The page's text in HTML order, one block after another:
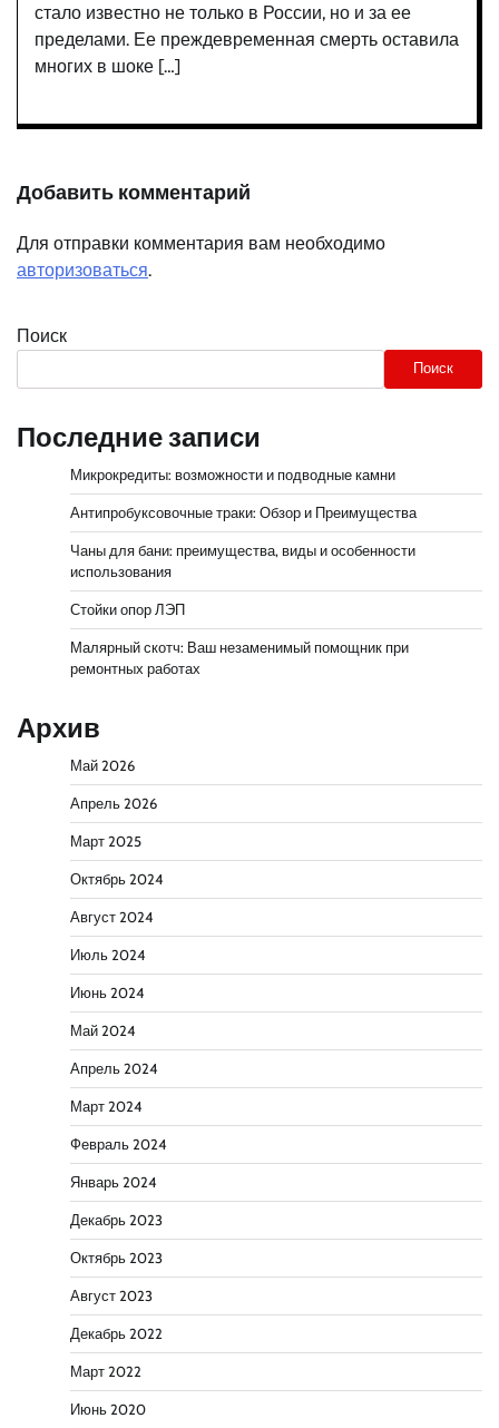
стало известно не только в России, но и за ее
пределами. Ее преждевременная смерть оставила
многих в шоке […]
Добавить комментарий
Для отправки комментария вам необходимо
авторизоваться.
Поиск
Поиск
Последние записи
Микрокредиты: возможности и подводные камни
Антипробуксовочные траки: Обзор и Преимущества
Чаны для бани: преимущества, виды и особенности
использования
Стойки опор ЛЭП
Малярный скотч: Ваш незаменимый помощник при
ремонтных работах
Архив
Май 2026
Апрель 2026
Март 2025
Октябрь 2024
Август 2024
Июль 2024
Июнь 2024
Май 2024
Апрель 2024
Март 2024
Февраль 2024
Январь 2024
Декабрь 2023
Октябрь 2023
Август 2023
Декабрь 2022
Март 2022
Июнь 2020